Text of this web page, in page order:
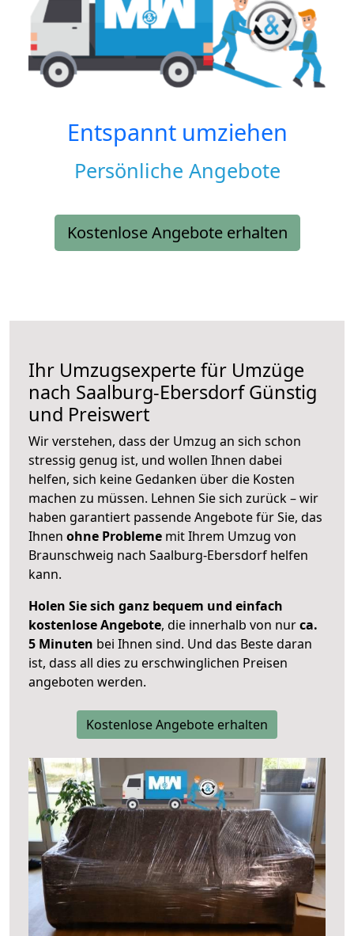
Entspannt umziehen
Persönliche Angebote
Kostenlose Angebote erhalten
Ihr Umzugsexperte für Umzüge
nach Saalburg-EbersdorfGünstig
und Preiswert
Wir verstehen, dass der Umzug an sich schon
stressig genug ist, und wollen Ihnen dabei
helfen, sich keine Gedanken über die Kosten
machen zu müssen. Lehnen Sie sich zurück – wir
haben garantiert passende Angebote für Sie, das
Ihnen ohne Probleme mit Ihrem Umzug von
Braunschweig nach Saalburg-Ebersdorf helfen
kann.
Holen Sie sich ganz bequem und einfach
kostenlose Angebote, die innerhalb von nurca.
5 Minuten bei Ihnen sind. Und das Beste daran
ist, dass all dies zu erschwinglichen Preisen
angeboten werden.
Kostenlose Angebote erhalten